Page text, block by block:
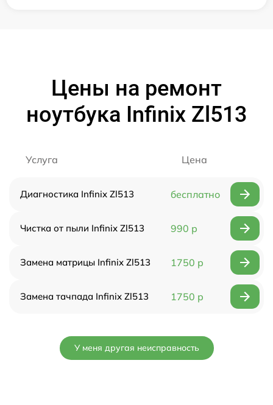
Цены на ремонт
ноутбука Infinix Zl513
Услуга Цена
Диагностика Infinix Zl513 бесплатно
Чистка от пыли Infinix Zl513 990 р
Замена матрицы Infinix Zl513 1750 р
Замена тачпада Infinix Zl513 1750 р
У меня другая неисправность